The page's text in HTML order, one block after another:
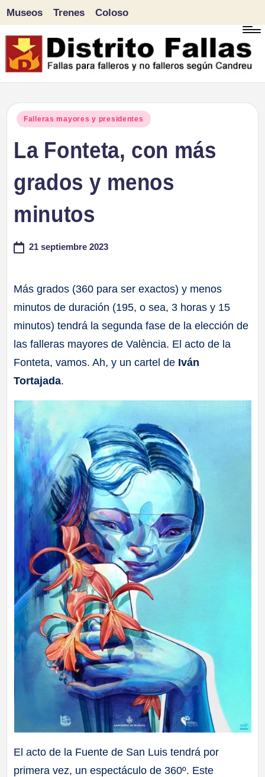
Saltar
al
Museos Trenes Coloso
Publicado
Falleras mayores y presidentes
La Fonteta, con más
grados y menos
minutos
21 septiembre 2023
Más grados (360 para ser exactos) y menos
minutos de duración (195, o sea, 3 horas y 15
minutos) tendrá la segunda fase de la elección de
las falleras mayores de València. El acto de la
Fonteta, vamos. Ah, y un cartel de Iván
Tortajada.
El acto de la Fuente de San Luis tendrá por
primera vez, un espectáculo de 360º. Este